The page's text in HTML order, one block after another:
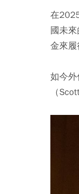
在
國未
金來履
如今
（